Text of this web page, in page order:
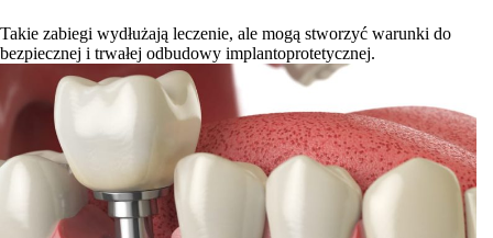
Takie zabiegi wydłużają leczenie, ale mogą stworzyć warunki do
bezpiecznej i trwałej odbudowy implantoprotetycznej.